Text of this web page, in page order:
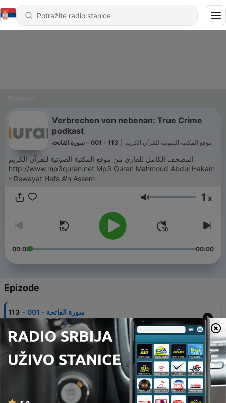
Verbrechen von nebenan: True Crime
podkast
موقع المكتبة الصوتية للقرآن الكريم 113 - 001 - سورة الفاتحة
المصحف الكامل للقارئ من موقع المكتبة الصوتية للقرآن الكريم
http://www.mp3quran.net Mp3 Quran Mahmoud Abdul Hakam
- Rewayat Hafs A'n Assem
Jačina zvuka 1 x
00:00 00:00
Epizode
113 - 001 - سورة الفاتحة
27 окт. 2010
112 003 - سورة آل عمران
27 окт. 2010
004 - سورة النساء